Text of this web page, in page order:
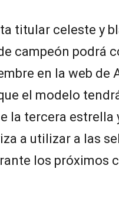
titular celeste y
campeón podrá
en la web de
el modelo
la tercera estrella
a utilizar a las
los próximos